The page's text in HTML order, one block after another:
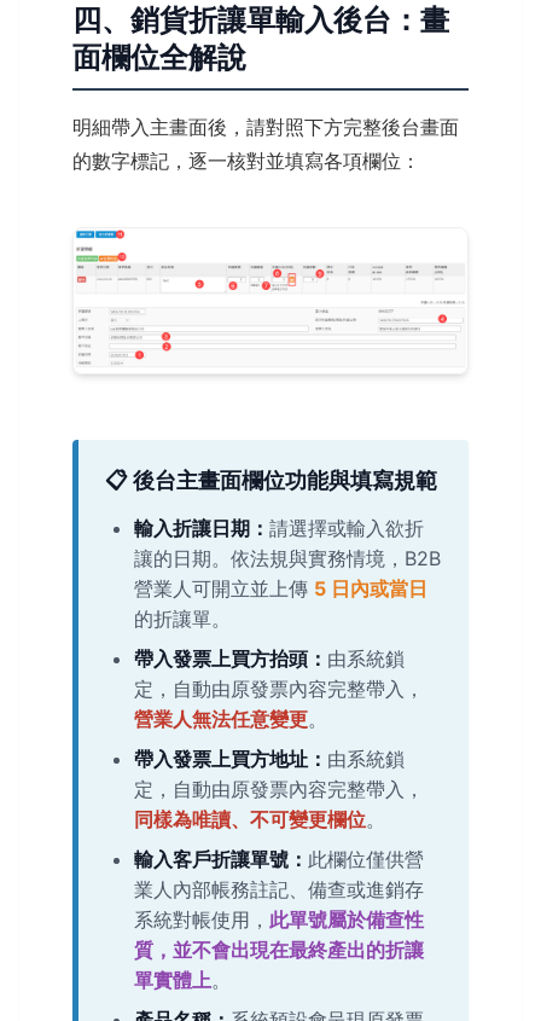
四、銷貨折讓單輸入後台：畫
面欄位全解說
明細帶入主畫面後，請對照下方完整後台畫面
的數字標記，逐一核對並填寫各項欄位：
📋 後台主畫面欄位功能與填寫規範
輸入折讓日期： 請選擇或輸入欲折
讓的日期。依法規與實務情境，B2B
營業人可開立並上傳 5 日內或當日
的折讓單。
帶入發票上買方抬頭： 由系統鎖
定，自動由原發票內容完整帶入，
營業人無法任意變更。
帶入發票上買方地址： 由系統鎖
定，自動由原發票內容完整帶入，
同樣為唯讀、不可變更欄位。
輸入客戶折讓單號： 此欄位僅供營
業人內部帳務註記、備查或進銷存
系統對帳使用， 此單號屬於備查性
質，並不會出現在最終產出的折讓
單實體上。